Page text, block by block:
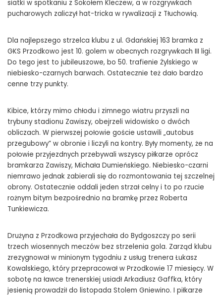
siatki w spotkaniu z Sokołem Kleczew, a w rozgrywkach
pucharowych zaliczył hat-tricka w rywalizacji z Tłuchowią.
Dla najlepszego strzelca klubu z ul. Gdańskiej 163 bramka z
GKS Przodkowo jest 10. golem w obecnych rozgrywkach III ligi.
Do tego jest to jubileuszowe, bo 50. trafienie Żylskiego w
niebiesko-czarnych barwach. Ostatecznie też dało bardzo
cenne trzy punkty.
Kibice, którzy mimo chłodu i zimnego wiatru przyszli na
trybuny stadionu Zawiszy, obejrzeli widowisko o dwóch
obliczach. W pierwszej połowie goście ustawili „autobus
przegubowy” w obronie i liczyli na kontry. Były momenty, że na
połowie przyjezdnych przebywali wszyscy piłkarze oprócz
bramkarza Zawiszy, Michała Dumieńskiego. Niebiesko-czarni
niemrawo jednak zabierali się do rozmontowania tej szczelnej
obrony. Ostatecznie oddali jeden strzał celny i to po rzucie
rożnym bitym bezpośrednio na bramkę przez Roberta
Tunkiewicza.
Drużyna z Przodkowa przyjechała do Bydgoszczy po serii
trzech wiosennych meczów bez strzelenia gola. Zarząd klubu
zrezygnował w minionym tygodniu z usług trenera Łukasz
Kowalskiego, który przepracował w Przodkowie 17 miesięcy. W
sobotę na ławce trenerskiej usiadł Arkadiusz Gaffka, który
jesienią prowadził do listopada Stolem Gniewino. I piłkarze